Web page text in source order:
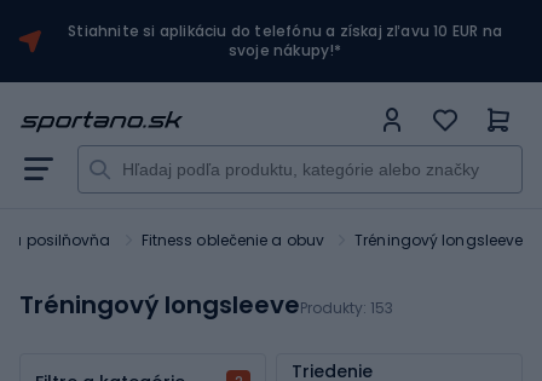
Stiahnite si aplikáciu do telefónu a získaj zľavu 10 EUR na
svoje nákupy!*
a posilňovňa Fitness oblečenie a obuv Tréningový longsleeve
Tréningový longsleeveProdukty: 153
Triedenie